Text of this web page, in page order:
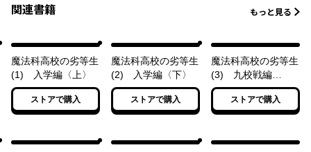
関連書籍 もっと見る
魔法科高校の劣等生
(1) 入学編〈上〉
ストアで購入
魔法科高校の劣等生
(2) 入学編〈下〉
ストアで購入
魔法科高校の劣等生
(3) 九校戦編
〈上〉
ストアで購入